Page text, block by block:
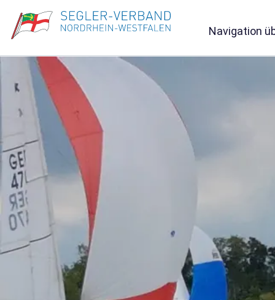
Navigation